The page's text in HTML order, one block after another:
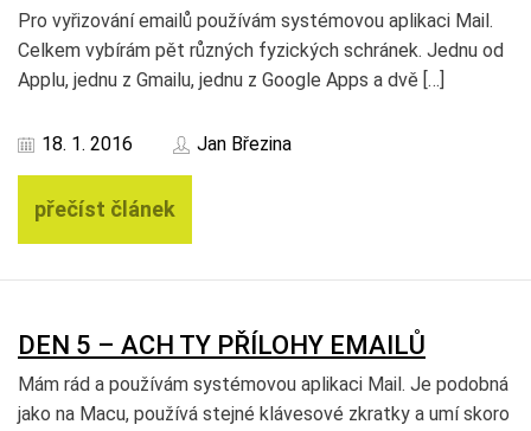
Pro vyřizování emailů používám systémovou aplikaci Mail.
Celkem vybírám pět různých fyzických schránek. Jednu od
Applu, jednu z Gmailu, jednu z Google Apps a dvě […]
18. 1. 2016 Jan Březina
přečíst článek
DEN 5 – ACH TY PŘÍLOHY EMAILŮ
Mám rád a používám systémovou aplikaci Mail. Je podobná
jako na Macu, používá stejné klávesové zkratky a umí skoro